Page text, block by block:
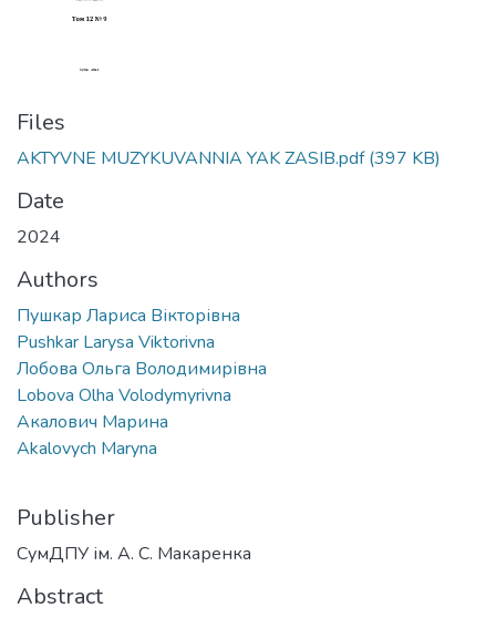
Files
AKTYVNE MUZYKUVANNIA YAK ZASIB.pdf(397 KB)
Date
2024
Authors
Пушкар Лариса Вікторівна
Pushkar Larysa Viktorivna
Лобова Ольга Володимирівна
Lobova Olha Volodymyrivna
Акалович Марина
Akalovych Maryna
Publisher
СумДПУ ім. А. С. Макаренка
Abstract